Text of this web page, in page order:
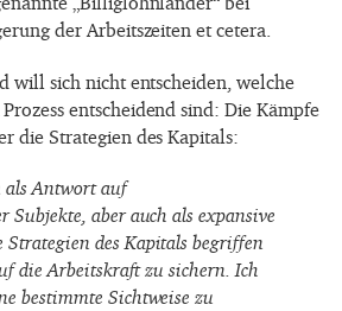
der Arbeitszeiten et cetera.
will sich nicht entscheiden, welche
entscheidend sind: Die Kämpfe
die Strategien des Kapitals:
als Antwort auf
Subjekte, aber auch als expansive
Strategien des Kapitals begriffen
die Arbeitskraft zu sichern. Ich
bestimmte Sichtweise zu